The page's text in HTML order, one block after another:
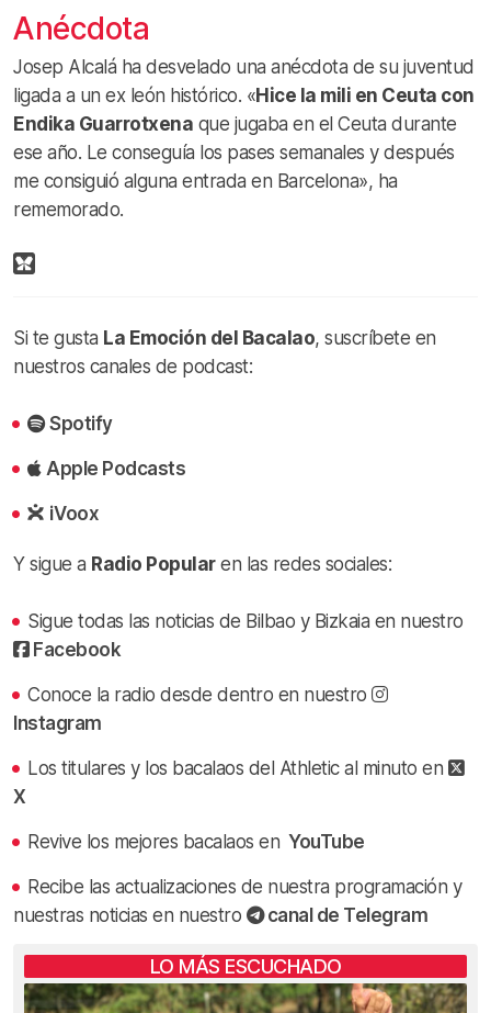
Anécdota
Josep Alcalá ha desvelado una anécdota de su juventud
ligada a un ex león histórico. «Hice la mili en Ceuta con
Endika Guarrotxena que jugaba en el Ceuta durante
ese año. Le conseguía los pases semanales y después
me consiguió alguna entrada en Barcelona», ha
rememorado.
Si te gusta La Emoción del Bacalao, suscríbete en
nuestros canales de podcast:
Spotify
Apple Podcasts
iVoox
Y sigue a Radio Popularen las redes sociales:
Sigue todas las noticias de Bilbao y Bizkaia en nuestro
Facebook
Conoce la radio desde dentro en nuestro
Instagram
Los titulares y los bacalaos del Athletic al minuto en
X
Revive los mejores bacalaos en YouTube
Recibe las actualizaciones de nuestra programación y
nuestras noticias en nuestro
canal de Telegram
LO MÁS ESCUCHADO